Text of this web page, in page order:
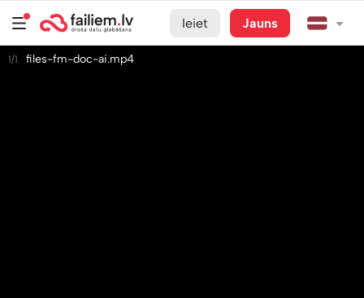
Ieiet Jauns
1/1 files-fm-doc-ai.mp4